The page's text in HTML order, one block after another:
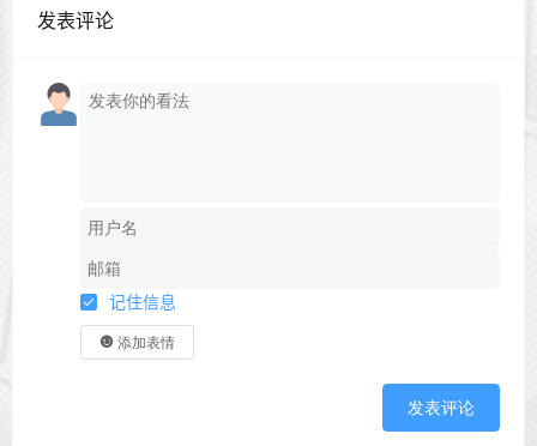
发表评论
记住信息
添加表情
发表评论